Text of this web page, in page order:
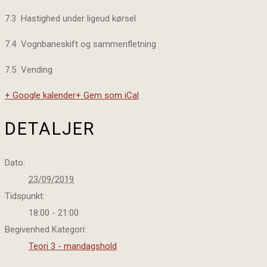
7.3 Hastighed under ligeud kørsel
7.4 Vognbaneskift og sammenfletning
7.5 Vending
+ Google kalender+ Gem som iCal
DETALJER
Dato:
23/09/2019
Tidspunkt:
18:00 - 21:00
Begivenhed Kategori:
Teori 3 - mandagshold